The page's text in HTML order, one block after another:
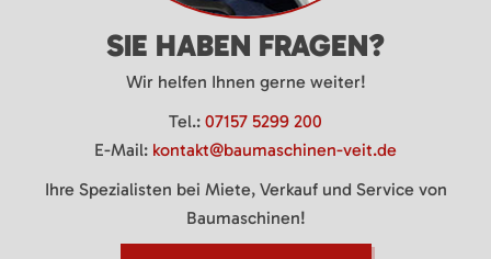
SIE HABEN FRAGEN?
Wir helfen Ihnen gerne weiter!
Tel.: 07157 5299 200
E-Mail: kontakt@baumaschinen-veit.de
Ihre Spezialisten bei Miete, Verkauf und Service von
Baumaschinen!